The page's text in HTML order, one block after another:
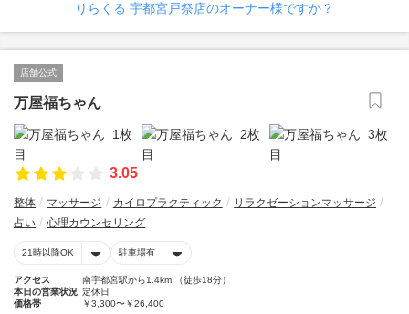
りらくる 宇都宮戸祭店のオーナー様ですか？
店舗公式
万屋福ちゃん
3.05
整体 マッサージ カイロプラクティック
リラクゼーションマッサージ
占い
心理カウンセリング
21時以降OK 駐車場有
アクセス
南宇都宮駅から1.4km （徒歩18分）
本日の営業状況 定休日
価格帯
￥3,300〜￥26,400